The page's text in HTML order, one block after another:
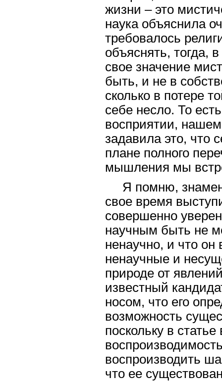
жизни – это
наука объяснила
требовалось
объяснять, тогда,
свое значение
быть, и не в
сколько в потере
себе несло. То
восприятии,
задавила это, что
плане полного
мышления мы
Я помню,
свое время
совершенно
научным быть не
ненаучно, и что он
ненаучные и
природе от
известный
носом, что его
возможность
поскольку в
воспроизводить
что ее